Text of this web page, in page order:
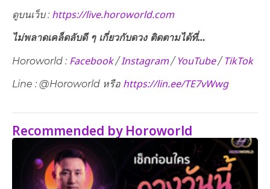
ดูบนเว็บ​ : https://live.horoworld.com
ไม่พลาดเคล็ดลับดี ๆ เกี่ยวกับดวง ติดตามได้ที่…
Horoworld : Facebook/Instagram/ YouTube/ TikTok
Line : @Horoworld หรือ https://lin.ee/TE7vWwg
Recommended by Horoworld